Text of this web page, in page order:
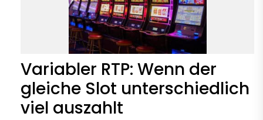
Variabler RTP: Wenn der
gleiche Slot unterschiedlich
viel auszahlt